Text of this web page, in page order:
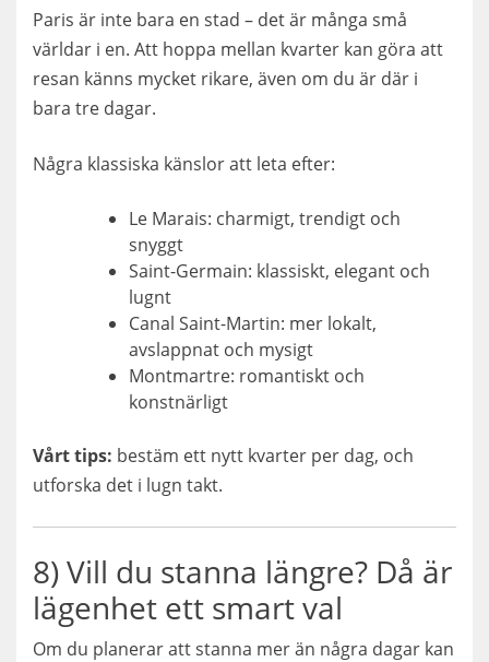
Paris är inte bara en stad – det är många små
världar i en. Att hoppa mellan kvarter kan göra att
resan känns mycket rikare, även om du är där i
bara tre dagar.
Några klassiska känslor att leta efter:
Le Marais: charmigt, trendigt och
snyggt
Saint-Germain: klassiskt, elegant och
lugnt
Canal Saint-Martin: mer lokalt,
avslappnat och mysigt
Montmartre: romantiskt och
konstnärligt
Vårt tips: bestäm ett nytt kvarter per dag, och
utforska det i lugn takt.
8) Vill du stanna längre? Då är
lägenhet ett smart val
Om du planerar att stanna mer än några dagar kan